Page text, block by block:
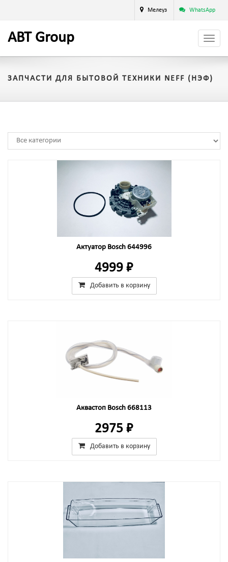
Мелеуз WhatsApp
ABT Group
ЗАПЧАСТИ ДЛЯ БЫТОВОЙ ТЕХНИКИ NEFF (НЭФ)
Актуатор Bosch 644996
4999 ₽
Добавить в корзину
Аквастоп Bosch 668113
2975 ₽
Добавить в корзину